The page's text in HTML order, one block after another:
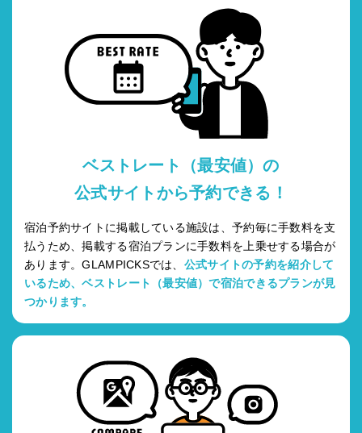
ベストレート（最安値）の
公式サイトから予約できる！
宿泊予約サイトに掲載している施設は、予約毎に手数料を支
払うため、掲載する宿泊プランに手数料を上乗せする場合が
あります。GLAMPICKSでは、 公式サイトの予約を紹介して
いるため、ベストレート（最安値）で宿泊できるプランが見
つかります。